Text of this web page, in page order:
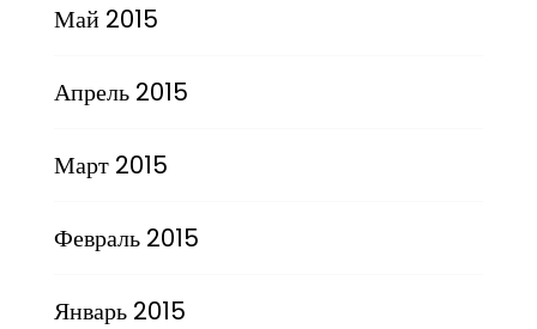
Май 2015
Апрель 2015
Март 2015
Февраль 2015
Январь 2015